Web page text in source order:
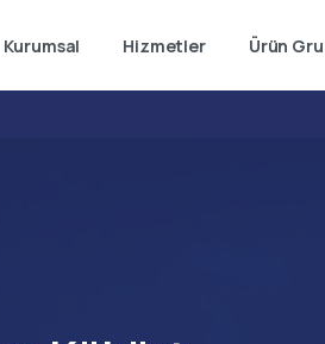
Kurumsal Hizmetler Ürün